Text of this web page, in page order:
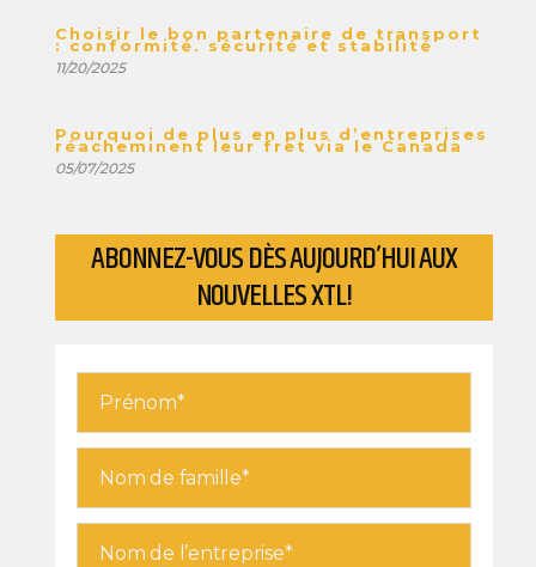
Choisir le bon partenaire de transport
: conformité, sécurité et stabilité
11/20/2025
Pourquoi de plus en plus d’entreprises
réacheminent leur fret via le Canada
05/07/2025
ABONNEZ-VOUS DÈS AUJOURD’HUI AUX
NOUVELLES XTL!